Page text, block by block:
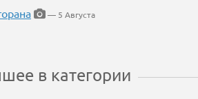
— 5 Августа
в категории